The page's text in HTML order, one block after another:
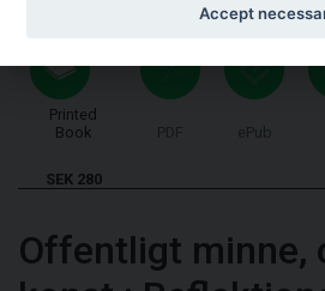
Printed
Book
SEK 280
Offentligt minne,
Accept